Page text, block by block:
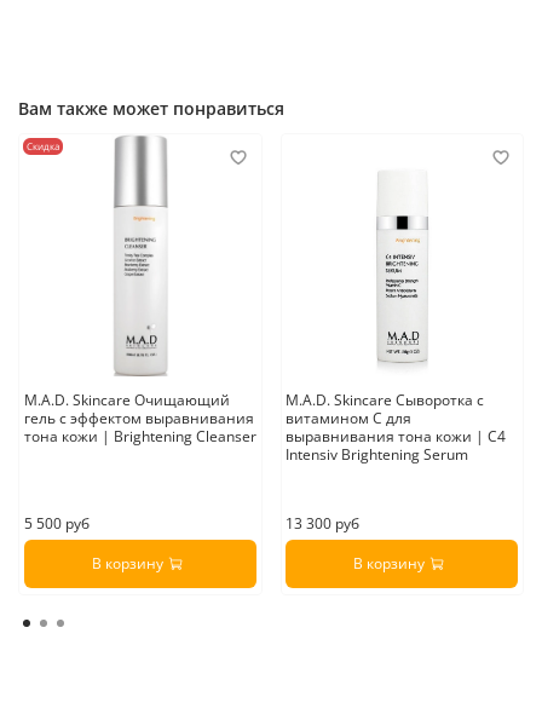
соответствующий крем.
США
Вам также может понравиться
Скидка
M.A.D. Skincare Очищающий
гель с эффектом выравнивания
тона кожи | Brightening Cleanser
5 500 руб
В корзину
M.A.D. Skincare Сыворотка с
витамином С для
выравнивания тона кожи | C4
Intensiv Brightening Serum
13 300 руб
В корзину